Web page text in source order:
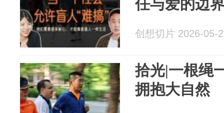
任与爱的边
创想切片 2026-05-
拾光|一根绳
拥抱大自然